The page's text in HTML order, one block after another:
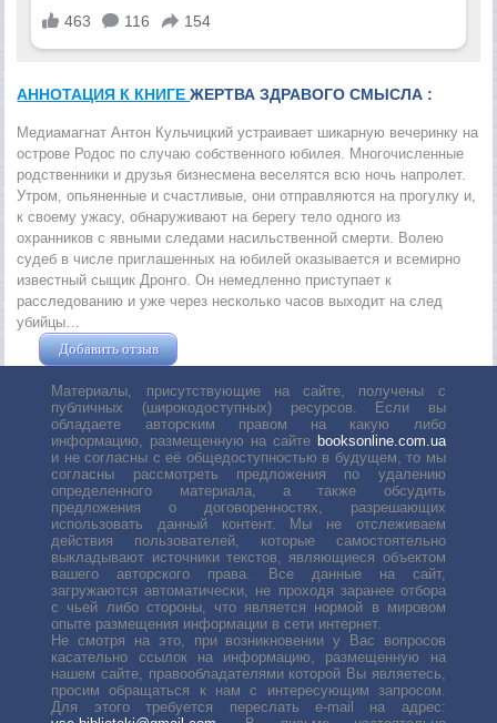
АННОТАЦИЯ К КНИГЕЖЕРТВА ЗДРАВОГО СМЫСЛА :
Медиамагнат Антон Кульчицкий устраивает шикарную вечеринку на
острове Родос по случаю собственного юбилея. Многочисленные
родственники и друзья бизнесмена веселятся всю ночь напролет.
Утром, опьяненные и счастливые, они отправляются на прогулку и,
к своему ужасу, обнаруживают на берегу тело одного из
охранников с явными следами насильственной смерти. Волею
судеб в числе приглашенных на юбилей оказывается и всемирно
известный сыщик Дронго. Он немедленно приступает к
расследованию и уже через несколько часов выходит на след
убийцы…
Добавить отзыв
Материалы, присутствующие на сайте, получены с
публичных (широкодоступных) ресурсов. Если вы
обладаете авторским правом на какую либо
информацию, размещенную на сайте booksonline.com.ua
и не согласны с её общедоступностью в будущем, то мы
согласны рассмотреть предложения по удалению
определенного материала, а также обсудить
предложения о договоренностях, разрешающих
использовать данный контент. Мы не отслеживаем
действия пользователей, которые самостоятельно
выкладывают источники текстов, являющиеся объектом
вашего авторского права. Все данные на сайт,
загружаются автоматически, не проходя заранее отбора
с чьей либо стороны, что является нормой в мировом
опыте размещения информации в сети интернет.
Не смотря на это, при возникновении у Вас вопросов
касательно ссылок на информацию, размещенную на
нашем сайте, правообладателями которой Вы являетесь,
просим обращаться к нам с интересующим запросом.
Для этого требуется переслать е-mail на адрес: